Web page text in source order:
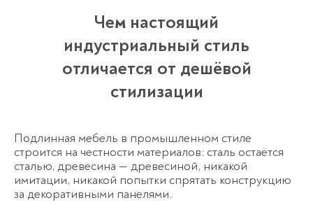
Чем настоящий
индустриальный стиль
отличается от дешёвой
стилизации
Подлинная мебель в промышленном стиле
строится на честности материалов: сталь остаётся
сталью, древесина — древесиной, никакой
имитации, никакой попытки спрятать конструкцию
за декоративными панелями.